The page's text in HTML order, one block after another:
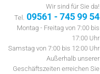
Wir sind für Sie da!
Tel. 09561 - 745 99 54
Montag - Freitag von 7:00 bis
17:00 Uhr
Samstag von 7:00 bis 12:00 Uhr
Außerhalb unserer
Geschäftszeiten erreichen Sie